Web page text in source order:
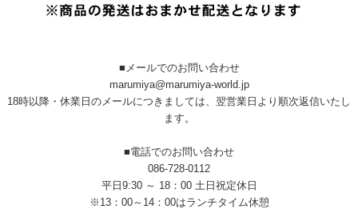
■メールでのお問い合わせ
marumiya@marumiya-world.jp
18時以降・休業日のメールにつきましては、翌営業日より順次返信いたし
ます。
■電話でのお問い合わせ
086-728-0112
平日9:30 ～ 18：00 土日祝定休日
※13：00～14：00はランチタイム休憩